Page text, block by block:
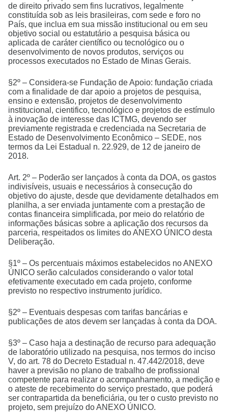
de direito privado sem fins lucrativos, legalmente
constituída sob as leis brasileiras, com sede e foro no
País, que inclua em sua missão institucional ou em seu
objetivo social ou estatutário a pesquisa básica ou
aplicada de caráter científico ou tecnológico ou o
desenvolvimento de novos produtos, serviços ou
processos executados no Estado de Minas Gerais.
§2º – Considera-se Fundação de Apoio: fundação criada
com a finalidade de dar apoio a projetos de pesquisa,
ensino e extensão, projetos de desenvolvimento
institucional, cientifico, tecnológico e projetos de estímulo
à inovação de interesse das ICTMG, devendo ser
previamente registrada e credenciada na Secretaria de
Estado de Desenvolvimento Econômico – SEDE, nos
termos da Lei Estadual n. 22.929, de 12 de janeiro de
2018.
Art. 2º – Poderão ser lançados à conta da DOA, os gastos
indivisíveis, usuais e necessários à consecução do
objetivo do ajuste, desde que devidamente detalhados em
planilha, a ser enviada juntamente com a prestação de
contas financeira simplificada, por meio do relatório de
informações básicas sobre a aplicação dos recursos da
parceria, respeitados os limites do ANEXO ÚNICO desta
Deliberação.
§1º – Os percentuais máximos estabelecidos no ANEXO
ÚNICO serão calculados considerando o valor total
efetivamente executado em cada projeto, conforme
previsto no respectivo instrumento jurídico.
§2º – Eventuais despesas com tarifas bancárias e
publicações de atos devem ser lançadas à conta da DOA.
§3º – Caso haja a destinação de recurso para adequação
de laboratório utilizado na pesquisa, nos termos do inciso
V, do art. 78 do Decreto Estadual n. 47.442/2018, deve
haver a previsão no plano de trabalho de profissional
competente para realizar o acompanhamento, a medição e
o ateste de recebimento do serviço prestado, que poderá
ser contrapartida da beneficiária, ou ter o custo previsto no
projeto, sem prejuízo do ANEXO ÚNICO.